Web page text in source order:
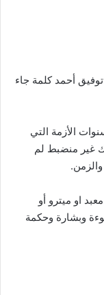
أحمد كلمة جاء
الأزمة التي
غير منضبط لم
او ميترو أو
وبشارة وحكمة